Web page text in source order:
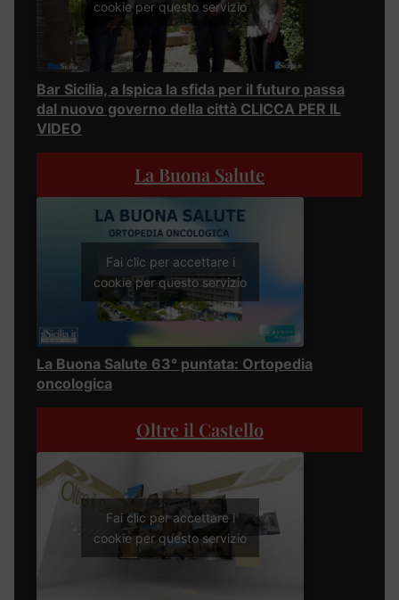
cookie per questo servizio
Bar Sicilia, a Ispica la sfida per il futuro passa
dal nuovo governo della città CLICCA PER IL
VIDEO
La Buona Salute
Fai clic per accettare i
cookie per questo servizio
La Buona Salute 63° puntata: Ortopedia
oncologica
Oltre il Castello
Fai clic per accettare i
cookie per questo servizio